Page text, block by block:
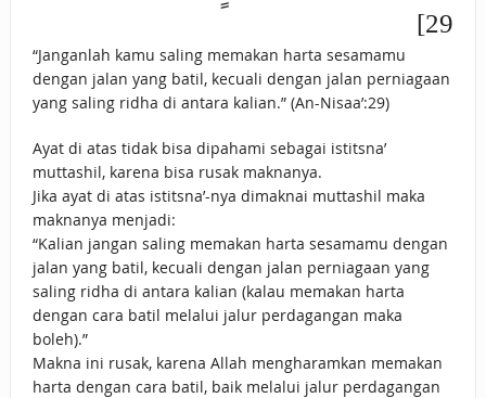
29]
“Janganlah kamu saling memakan harta sesamamu
dengan jalan yang batil, kecuali dengan jalan perniagaan
yang saling ridha di antara kalian.” (An-Nisaa’:29)
Ayat di atas tidak bisa dipahami sebagai istitsna’
muttashil, karena bisa rusak maknanya.
Jika ayat di atas istitsna’-nya dimaknai muttashil maka
maknanya menjadi:
“Kalian jangan saling memakan harta sesamamu dengan
jalan yang batil, kecuali dengan jalan perniagaan yang
saling ridha di antara kalian (kalau memakan harta
dengan cara batil melalui jalur perdagangan maka
boleh).”
Makna ini rusak, karena Allah mengharamkan memakan
harta dengan cara batil, baik melalui jalur perdagangan